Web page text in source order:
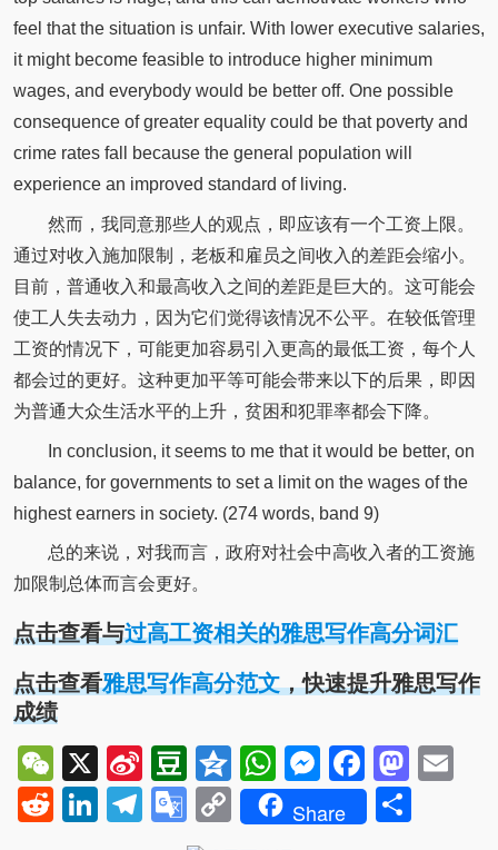
feel that the situation is unfair. With lower executive salaries,
it might become feasible to introduce higher minimum
wages, and everybody would be better off. One possible
consequence of greater equality could be that poverty and
crime rates fall because the general population will
experience an improved standard of living.
然而，我同意那些人的观点，即应该有一个工资上限。
通过对收入施加限制，老板和雇员之间收入的差距会缩小。
目前，普通收入和最高收入之间的差距是巨大的。这可能会
使工人失去动力，因为它们觉得该情况不公平。在较低管理
工资的情况下，可能更加容易引入更高的最低工资，每个人
都会过的更好。这种更加平等可能会带来以下的后果，即因
为普通大众生活水平的上升，贫困和犯罪率都会下降。
In conclusion, it seems to me that it would be better, on
balance, for governments to set a limit on the wages of the
highest earners in society. (274 words, band 9)
总的来说，对我而言，政府对社会中高收入者的工资施
加限制总体而言会更好。
点击查看与过高工资相关的雅思写作高分词汇
点击查看雅思写作高分范文，快速提升雅思写作
成绩
WeChat
X
Sina
Weibo
Douban
QzoneWhatsApp
Messenger
RedditLinkedIn
Telegram
Google
Translate
Copy
Link
Share